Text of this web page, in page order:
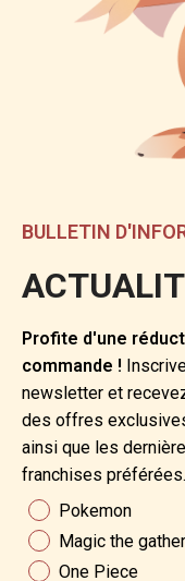
BULLETIN
Profite d'une
commande !
newsletter et
des offres
ainsi que les
franchises préférées.
News & Angebote
Pokemon
Magic the
One Piece